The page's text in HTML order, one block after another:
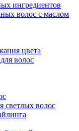
ингредиентов
волос с маслом
цвета
волос
светлых волос